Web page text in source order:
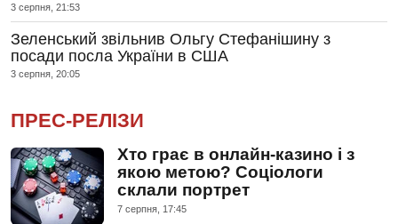
3 серпня, 21:53
Зеленський звільнив Ольгу Стефанішину з
посади посла України в США
3 серпня, 20:05
ПРЕС-РЕЛІЗИ
Хто грає в онлайн-казино і з
якою метою? Соціологи
склали портрет
7 серпня, 17:45